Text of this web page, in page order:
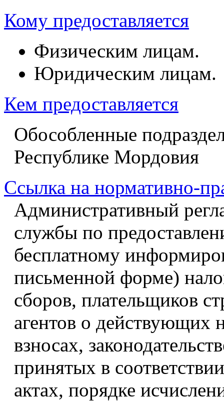
Кому предоставляется
Физическим лицам.
Юридическим лицам.
Кем предоставляется
Обособленные
Республике Мордовия
Ссылка на нормативно-
Административный
службы по
бесплатному
письменной форме)
сборов, плательщиков
агентов о действующих
взносах,
принятых в
актах, порядке